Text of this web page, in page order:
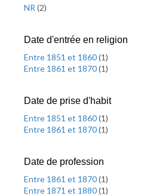
NR (2)
Date d'entrée en religion
Entre 1851 et 1860(1)
Entre 1861 et 1870(1)
Date de prise d'habit
Entre 1851 et 1860(1)
Entre 1861 et 1870(1)
Date de profession
Entre 1861 et 1870(1)
Entre 1871 et 1880(1)